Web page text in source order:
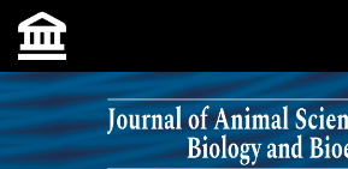
Skip to main navigation menu
Skip to main content
Skip to site footer